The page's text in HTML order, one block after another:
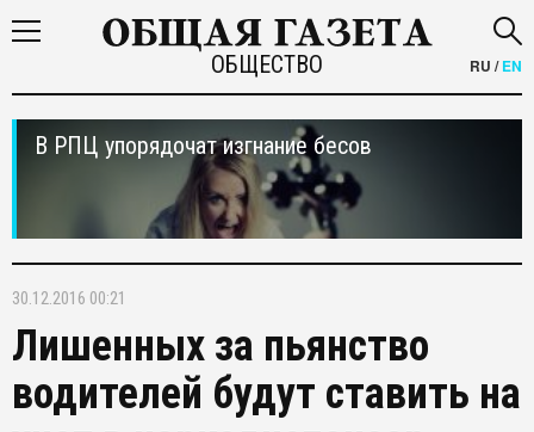
ОБЩЕСТВО RU /EN
В РПЦ упорядочат изгнание бесов
30.12.2016 00:21
Лишенных за пьянство
водителей будут ставить на